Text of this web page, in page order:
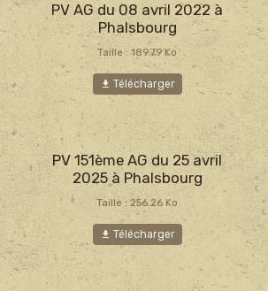
PV AG du 08 avril 2022 à
Phalsbourg
Taille : 189.79 Ko
Télécharger
PV 151ème AG du 25 avril
2025 à Phalsbourg
Taille : 256.26 Ko
Télécharger